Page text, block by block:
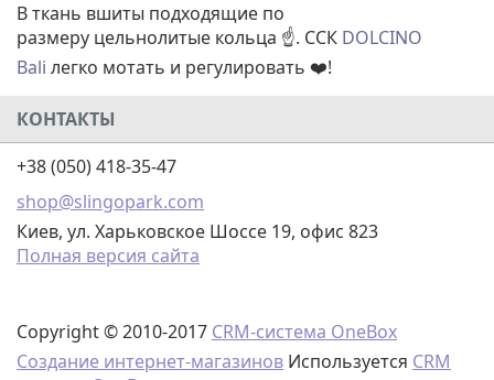
В ткань вшиты подходящие по
размеру цельнолитые кольца ☝️. ССК DOLCINO
Bali легко мотать и регулировать ❤️!
КОНТАКТЫ
+38 (050) 418-35-47
shop@slingopark.com
Киев, ул. Харьковское Шоссе 19, офис 823
Полная версия сайта
Copyright © 2010-2017 CRM-система OneBox
Создание интернет-магазинов Используется CRM